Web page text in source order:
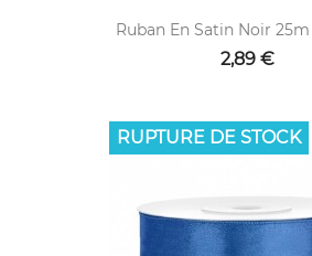
Ruban En Satin Noir
2,89 €
RUPTURE DE STOCK